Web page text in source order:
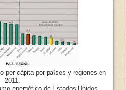
per cápita por países y regiones en
2011.
energético de Estados Unidos